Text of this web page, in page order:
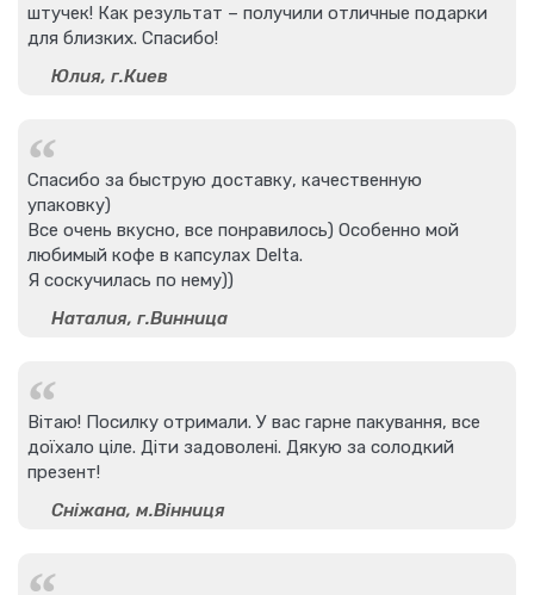
штучек! Как результат – получили отличные подарки
для близких. Спасибо!
Юлия, г.Киев
Спасибо за быструю доставку, качественную
упаковку)
Все очень вкусно, все понравилось) Особенно мой
любимый кофе в капсулах Delta.
Я соскучилась по нему))
Наталия, г.Винница
Вітаю! Посилку отримали. У вас гарне пакування, все
доїхало ціле. Діти задоволені. Дякую за солодкий
презент!
Сніжана, м.Вінниця